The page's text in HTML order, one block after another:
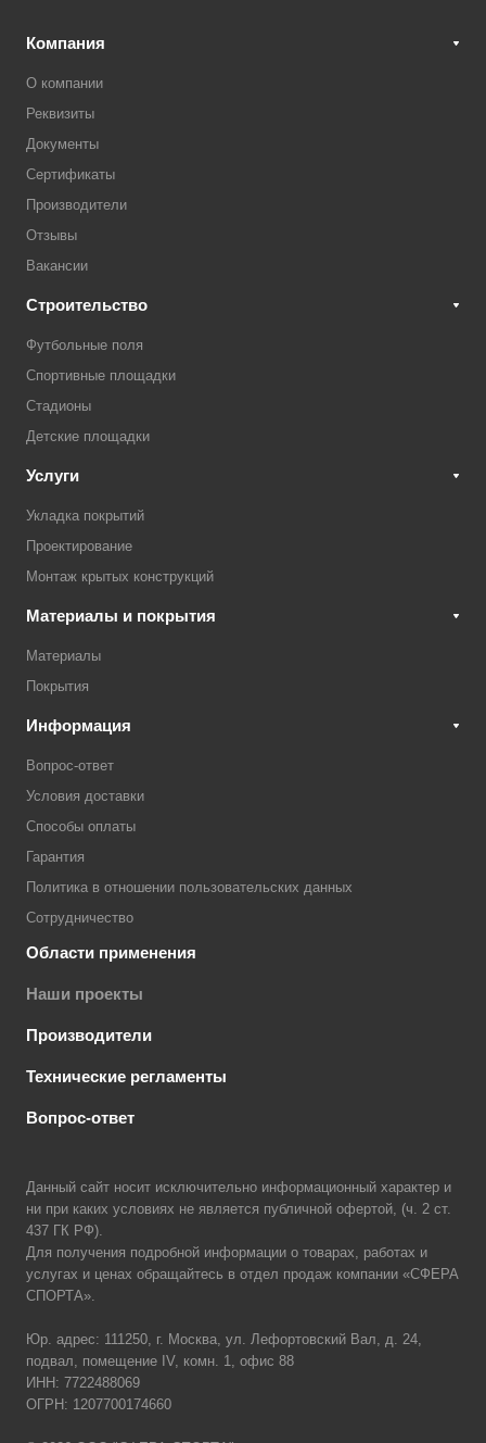
Компания
О компании
Реквизиты
Документы
Сертификаты
Производители
Отзывы
Вакансии
Строительство
Футбольные поля
Спортивные площадки
Стадионы
Детские площадки
Услуги
Укладка покрытий
Проектирование
Монтаж крытых конструкций
Материалы и покрытия
Материалы
Покрытия
Информация
Вопрос-ответ
Условия доставки
Способы оплаты
Гарантия
Политика в отношении пользовательских данных
Сотрудничество
Области применения
Наши проекты
Производители
Технические регламенты
Вопрос-ответ
Данный сайт носит исключительно информационный характер и
ни при каких условиях не является публичной офертой, (ч. 2 ст.
437 ГК РФ).
Для получения подробной информации о товарах, работах и
услугах и ценах обращайтесь в отдел продаж компании «СФЕРА
СПОРТА».
Юр. адрес: 111250, г. Москва, ул. Лефортовский Вал, д. 24,
подвал, помещение IV, комн. 1, офис 88
ИНН: 7722488069
ОГРН: 1207700174660